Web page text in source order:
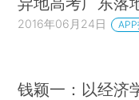
2016年06月24日
钱颖一：以经济